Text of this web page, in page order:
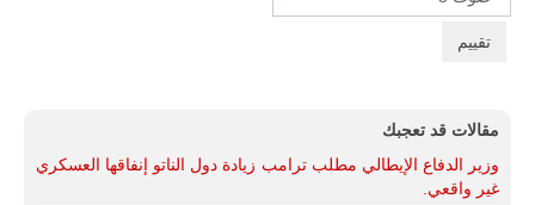
Rate
مقالات قد تعجبك
وزير الدفاع الإيطالي مطلب ترامب زيادة دول الناتو إنفاقها العسكري
غير واقعي.